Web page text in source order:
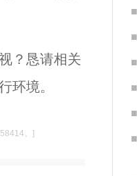
？恳请相关
环境。
。]